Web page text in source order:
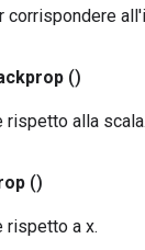
()
rispetto alla scala.
()
rispetto a x.